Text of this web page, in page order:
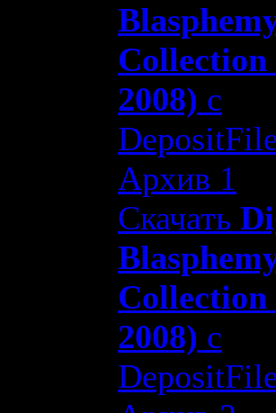
Collection
2008) с
Архив 1
Скачать
Collection
2008) с